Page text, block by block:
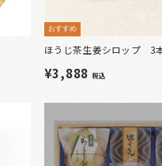
おすすめ
ほうじ茶生姜シロップ 3
¥3,888 税込